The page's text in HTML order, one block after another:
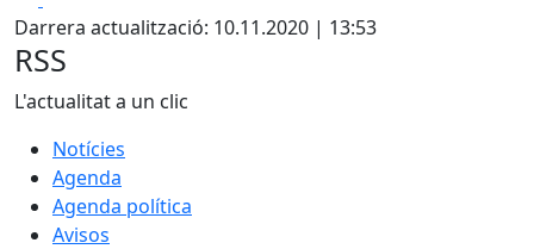
+
−
Darrera actualització: 10.11.2020 | 13:53
RSS
L'actualitat a un clic
Notícies
Agenda
Agenda política
Avisos